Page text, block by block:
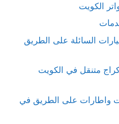
الكويت
السائلة على الطريق
متنقل في الكويت
واطارات على الطريق في